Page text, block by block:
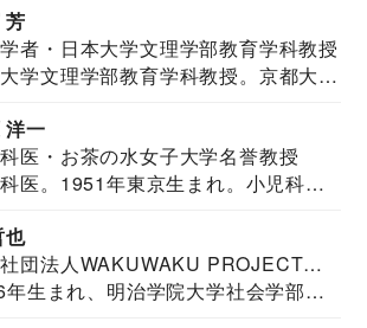
芳
者・日本大学文理学部教育学科教授
学文理学部教育学科教授。京都大学
洋一
医・お茶の水女子大学名誉教授
医。1951年東京生まれ。小児科
也
団法人WAKUWAKU PROJECT
代表・言語聴覚士・社会福祉士
年生まれ、明治学院大学社会学部福